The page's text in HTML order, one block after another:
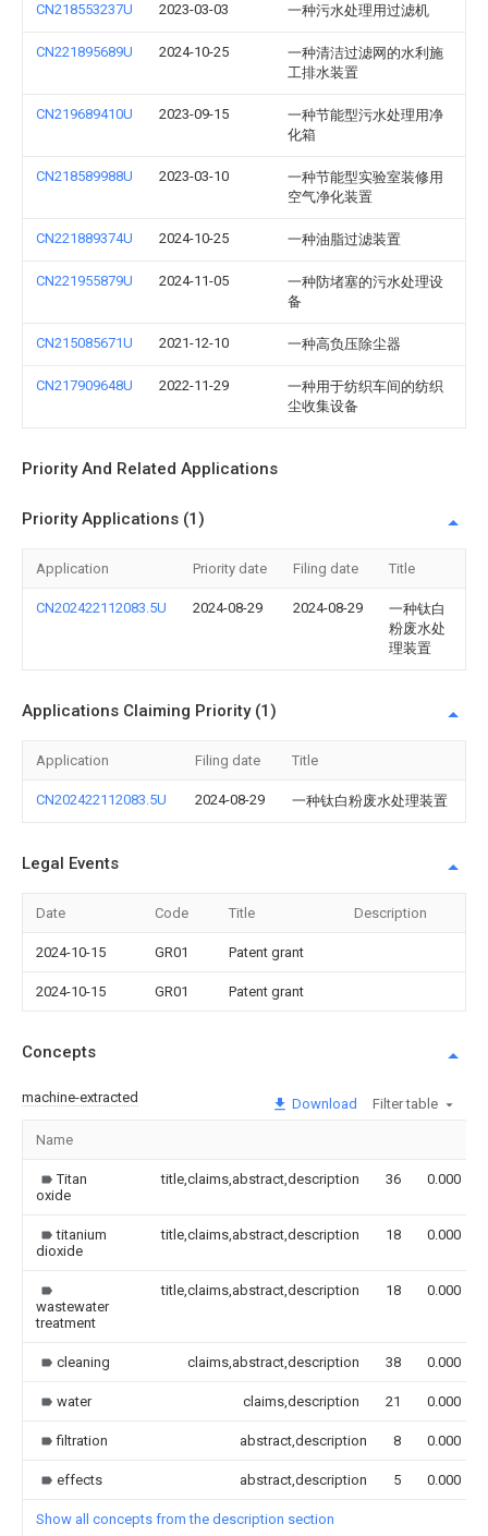
CN218553237U 2023-03-03 一种污水处理用过滤机
CN221895689U 2024-10-25
一种清洁过滤网的水利施
工排水装置
CN219689410U 2023-09-15
一种节能型污水处理用净
化箱
CN218589988U 2023-03-10
一种节能型实验室装修用
空气净化装置
CN221889374U 2024-10-25 一种油脂过滤装置
CN221955879U 2024-11-05
一种防堵塞的污水处理设
备
CN215085671U 2021-12-10 一种高负压除尘器
CN217909648U 2022-11-29
一种用于纺织车间的纺织
尘收集设备
Priority And Related Applications
Priority Applications (1)
Application Priority date Filing date Title
CN202422112083.5U 2024-08-29 2024-08-29
一种钛白
粉废水处
理装置
Applications Claiming Priority (1)
Application Filing date Title
CN202422112083.5U 2024-08-29 一种钛白粉废水处理装置
Legal Events
Date Code Title Description
2024-10-15 GR01 Patent grant
2024-10-15 GR01 Patent grant
Concepts
machine-extracted Download Filter table
Name
Titan
oxide
title,claims,abstract,description 36 0.000
titanium
dioxide
title,claims,abstract,description 18 0.000
wastewater
treatment
title,claims,abstract,description 18 0.000
cleaning claims,abstract,description 38 0.000
water claims,description 21 0.000
filtration abstract,description 8 0.000
effects abstract,description 5 0.000
Show all concepts from the description section